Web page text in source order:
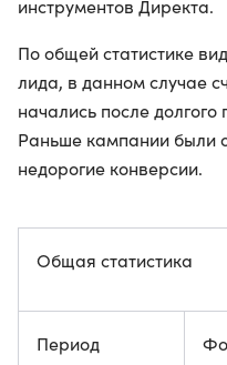
инструментов Директа.
По общей статистике
лида, в данном случае
начались после
Раньше кампании были
недорогие конверсии.
Общая статистика
Период